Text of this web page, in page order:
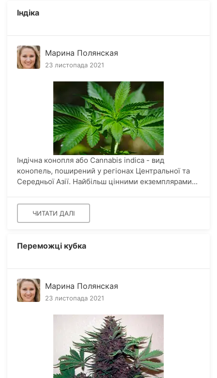
Індіка
Марина Полянская
23 листопада 2021
Індічна конопля або Cannabis indica - вид
конопель, поширений у регіонах Центральної та
Середньої Азії. Найбільш цінними екземплярами...
ЧИТАТИ ДАЛІ
Переможці кубка
Марина Полянская
23 листопада 2021